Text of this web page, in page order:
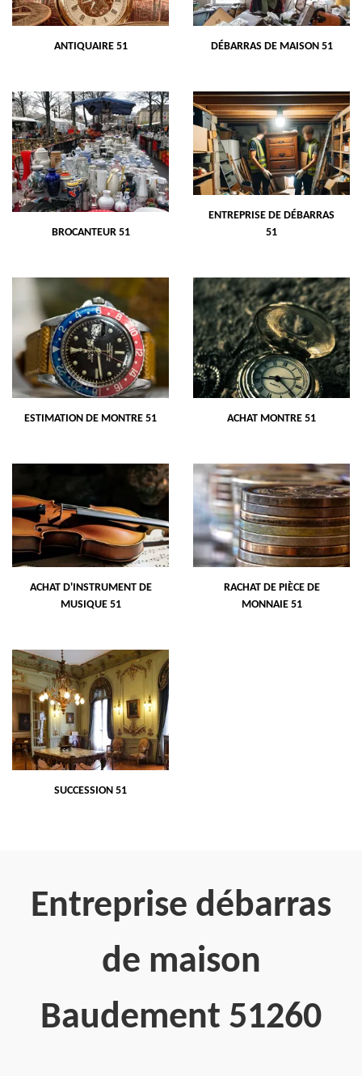
ANTIQUAIRE 51 DÉBARRAS DE MAISON 51
BROCANTEUR 51
ENTREPRISE DE DÉBARRAS
51
ESTIMATION DE MONTRE 51 ACHAT MONTRE 51
ACHAT D'INSTRUMENT DE
MUSIQUE 51
RACHAT DE PIÈCE DE
MONNAIE 51
SUCCESSION 51
Entreprise débarras
de maison
Baudement 51260